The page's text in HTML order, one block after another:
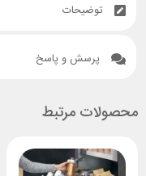
توضیحات
پرسش و پاسخ
محصولات مرتبط